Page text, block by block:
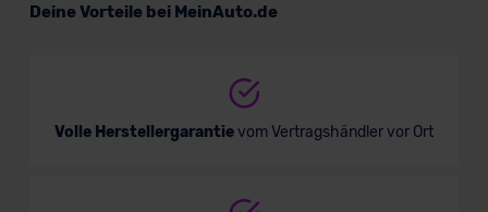
Deine Vorteile bei MeinAuto.de
Volle Herstellergarantievom Vertragshändler vor Ort